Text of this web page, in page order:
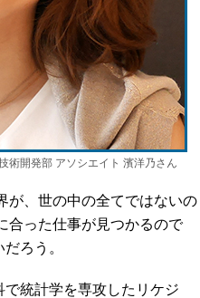
術開発部 アソシエイト 濱洋乃さん
、世の中の全てではないの
合った仕事が見つかるので
ろう。
統計学を専攻したリケジ